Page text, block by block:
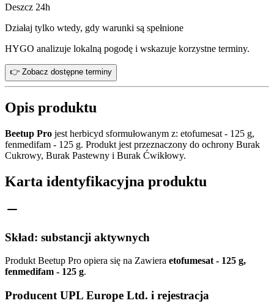
Deszcz 24h
Działaj tylko wtedy, gdy warunki są spełnione
HYGO analizuje lokalną pogodę i wskazuje korzystne terminy.
👉 Zobacz dostępne terminy
Opis produktu
Beetup Pro jest herbicyd sformułowanym z: etofumesat - 125 g,
fenmedifam - 125 g. Produkt jest przeznaczony do ochrony Burak
Cukrowy, Burak Pastewny i Burak Ćwikłowy.
Karta identyfikacyjna produktu
Skład: substancji aktywnych
Produkt Beetup Pro opiera się na Zawiera etofumesat - 125 g,
fenmedifam - 125 g.
Producent UPL Europe Ltd. i rejestracja